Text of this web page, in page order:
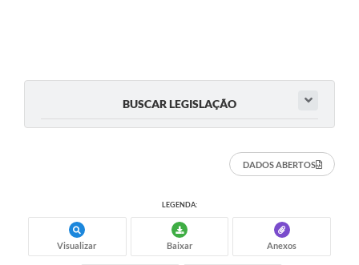
BUSCAR LEGISLAÇÃO
DADOS ABERTOS
LEGENDA:
Visualizar Baixar Anexos